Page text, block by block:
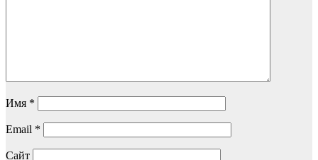
Имя *
Email *
Сайт